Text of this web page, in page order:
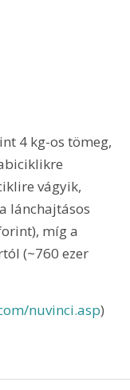
4 kg-os tömeg,
vágyik,
lánchajtásos
míg a
(~760 ezer
nuvinci.asp)